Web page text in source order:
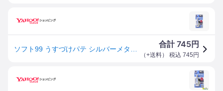
合計745円
（+送料） 税込 745 円